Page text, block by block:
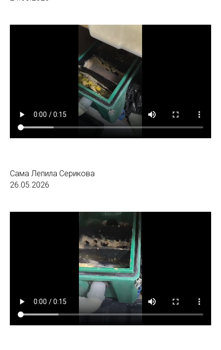
Сама Лепила Серикова
26.05.2026